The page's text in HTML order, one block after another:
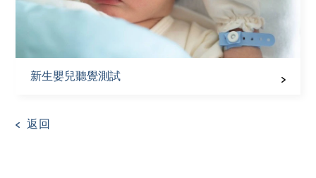
新生嬰兒聽覺測試
返回